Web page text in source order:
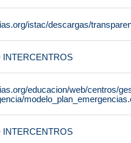
istac/descargas/
INTERCENTROS
educacion/web/centros/
INTERCENTROS